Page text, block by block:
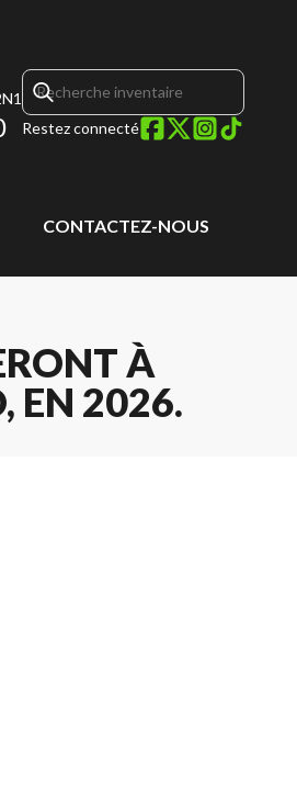
Restez connecté
CONTACTEZ-NOUS
À
EN 2026.